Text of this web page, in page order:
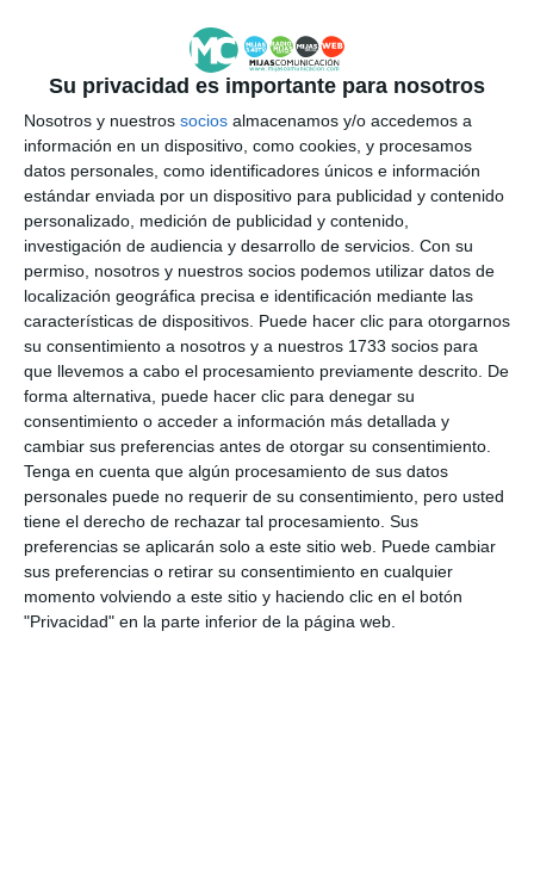
Su privacidad es importante para nosotros
Nosotros y nuestros socios almacenamos y/o accedemos a
información en un dispositivo, como cookies, y procesamos
datos personales, como identificadores únicos e información
estándar enviada por un dispositivo para publicidad y contenido
personalizado, medición de publicidad y contenido,
investigación de audiencia y desarrollo de servicios. Con su
permiso, nosotros y nuestros socios podemos utilizar datos de
localización geográfica precisa e identificación mediante las
características de dispositivos. Puede hacer clic para otorgarnos
su consentimiento a nosotros y a nuestros 1733 socios para
que llevemos a cabo el procesamiento previamente descrito. De
forma alternativa, puede hacer clic para denegar su
consentimiento o acceder a información más detallada y
cambiar sus preferencias antes de otorgar su consentimiento.
Tenga en cuenta que algún procesamiento de sus datos
personales puede no requerir de su consentimiento, pero usted
tiene el derecho de rechazar tal procesamiento. Sus
preferencias se aplicarán solo a este sitio web. Puede cambiar
sus preferencias o retirar su consentimiento en cualquier
momento volviendo a este sitio y haciendo clic en el botón
"Privacidad" en la parte inferior de la página web.